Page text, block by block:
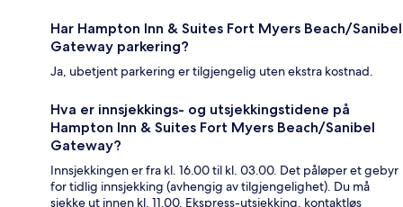
Har Hampton Inn & Suites Fort Myers Beach/Sanibel
Gateway parkering?
Ja, ubetjent parkering er tilgjengelig uten ekstra kostnad.
Hva er innsjekkings- og utsjekkingstidene på
Hampton Inn & Suites Fort Myers Beach/Sanibel
Gateway?
Innsjekkingen er fra kl. 16.00 til kl. 03.00. Det påløper et gebyr
for tidlig innsjekking (avhengig av tilgjengelighet). Du må
sjekke ut innen kl. 11.00. Ekspress-utsjekking, kontaktløs